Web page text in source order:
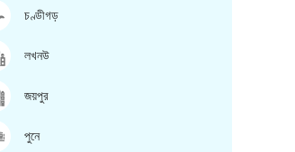
চণ্ডীগড়
লখনউ
জয়পুর
পুনে